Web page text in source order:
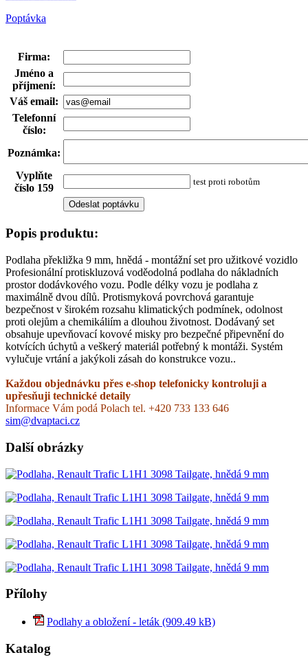
Poptávka
Firma:
Jméno a
příjmení:
Váš email:
Telefonní
číslo:
Poznámka:
Vyplňte
číslo 159
test proti robotům
Popis produktu:
Podlaha překližka 9 mm, hnědá - montážní set pro užitkové vozidlo
Profesionální protiskluzová voděodolná podlaha do nákladních
prostor dodávkového vozu. Podle délky vozu je podlaha z
maximálně dvou dílů. Protismyková povrchová garantuje
bezpečnost v širokém rozsahu klimatických podmínek, odolnost
proti olejům a chemikáliím a dlouhou životnost. Dodávaný set
obsahuje upevňovací kovové misky pro bezpečné připevnění do
kotvících úchytů a veškerý materiál potřebný k montáži. Systém
vylučuje vrtání a jakýkoli zásah do konstrukce vozu..
Každou objednávku přes e-shop telefonicky kontroluji a
upřesňuji technické detaily
Informace Vám podá Polach tel. +420 733 133 646
sim@dvaptaci.cz
Další obrázky
Přílohy
Podlahy a obložení - leták (909.49 kB)
Katalog